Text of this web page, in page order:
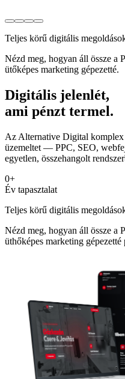
Teljes körű digitális
Nézd meg, hogyan áll össze a
ütőképes marketing gépezetté.
Digitális jelenlét,
ami pénzt termel.
Az Alternative Digital komplex
üzemeltet — PPC, SEO,
egyetlen, összehangolt
0+
Év tapasztalat
Teljes körű digitális
Nézd meg, hogyan áll össze a
üthőképes marketing